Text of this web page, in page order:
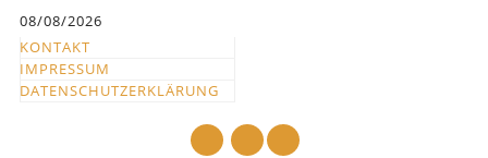
springen
08/08/2026
KONTAKT
IMPRESSUM
DATENSCHUTZERKLÄRUNG